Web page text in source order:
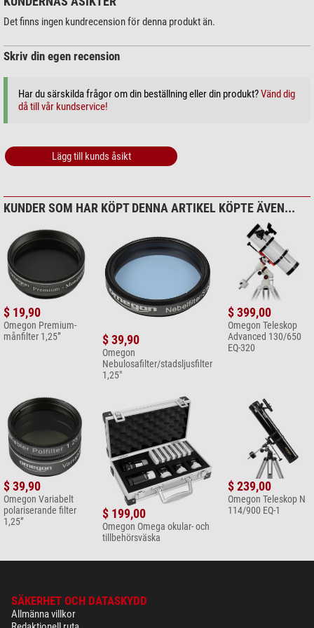
Det finns ingen kundrecension för denna produkt än.
Skriv din egen recension
Har du särskilda frågor om din beställning eller din produkt?Vänd dig
då till vår kundservice!
Lägg till kunds åsikt
KUNDER SOM HAR KÖPT DENNA ARTIKEL KÖPTE ÄVEN...
$ 19,90
Omegon Premium-
månfilter 1,25”
$ 39,90
Omegon
Nebulosafilter/stadsljusfilter
1,25"
$ 399,00
Omegon Teleskop
Advanced 130/650
EQ-320
$ 39,90
Omegon Variabelt
polariserande filter
1,25”
$ 199,00
Omegon Omega okular- och
tillbehörsväska
$ 239,00
Omegon Teleskop N
114/900 EQ-1
SÄKERHET OCH DATASKYDD
Allmänna villkor